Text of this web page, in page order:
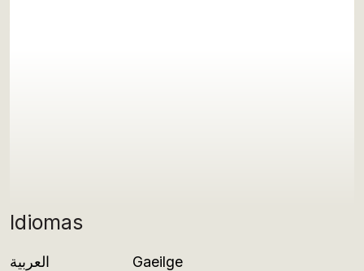
Idiomas
العربية
Gaeilge